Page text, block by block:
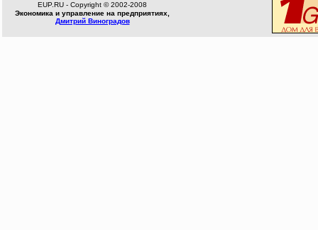
EUP.RU - Copyright © 2002-2008
Экономика и управление на предприятиях,
Дмитрий Виноградов